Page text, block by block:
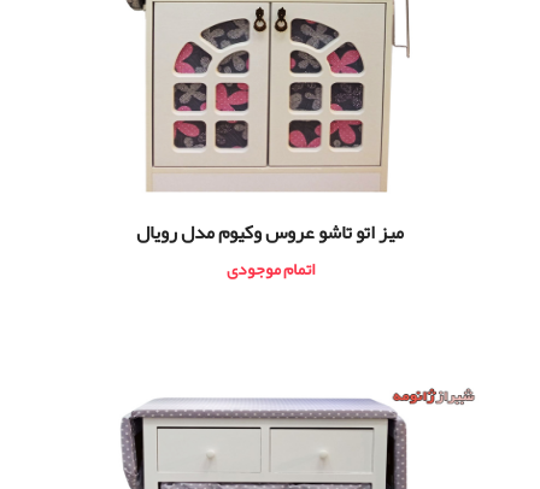
ميز اتو تاشو عروس وکیوم مدل رویال
اتمام موجودی